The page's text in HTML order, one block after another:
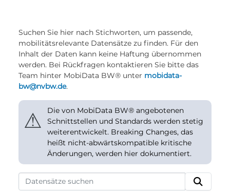
Suchen Sie hier nach Stichworten, um passende,
mobilitätsrelevante Datensätze zu finden. Für den
Inhalt der Daten kann keine Haftung übernommen
werden. Bei Rückfragen kontaktieren Sie bitte das
Team hinter MobiData BW® unter mobidata-
bw@nvbw.de.
⚠
Die von MobiData BW® angebotenen
Schnittstellen und Standards werden stetig
weiterentwickelt. Breaking Changes, das
heißt nicht-abwärtskompatible kritische
Änderungen, werden hier dokumentiert.